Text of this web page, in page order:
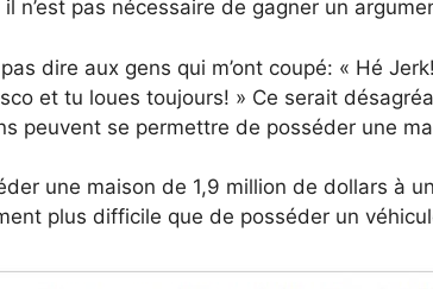
il n’est pas nécessaire de gagner un
dire aux gens qui m’ont coupé: « Hé
et tu loues toujours! » Ce serait
peuvent se permettre de posséder une
une maison de 1,9 million de dollars à
plus difficile que de posséder un